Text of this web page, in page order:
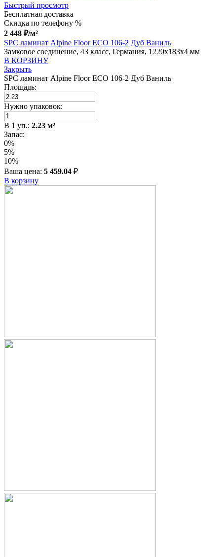
Быстрый просмотр
Бесплатная доставка
Скидка по телефону %
2 448 ₽/м²
SPC ламинат Alpine Floor ECO 106-2 Дуб Ваниль
Замковое соединение, 43 класс, Германия, 1220x183x4 мм
В КОРЗИНУ
Закрыть
SPC ламинат Alpine Floor ECO 106-2 Дуб Ваниль
Площадь:
Нужно упаковок:
В 1 уп.: 2.23 м²
Запас:
0%
5%
10%
Ваша цена: 5 459.04 ₽
В корзину